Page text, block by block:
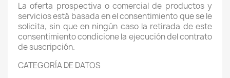
La oferta prospectiva o comercial de productos y
servicios está basada en el consentimiento que se le
solicita, sin que en ningún caso la retirada de este
consentimiento condicione la ejecución del contrato
de suscripción.
CATEGORÍA DE DATOS